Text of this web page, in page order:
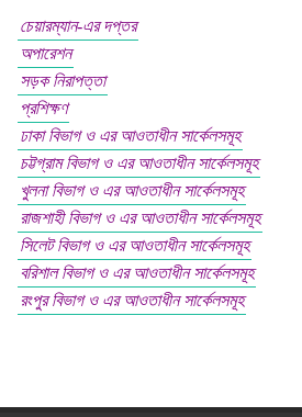
চেয়ারম্যান-এর দপ্তর
অপারেশন
সড়ক নিরাপত্তা
প্রশিক্ষণ
ঢাকা বিভাগ ও এর আওতাধীন সার্কেলসমূহ
চট্টগ্রাম বিভাগ ও এর আওতাধীন সার্কেলসমূহ
খুলনা বিভাগ ও এর আওতাধীন সার্কেলসমূহ
রাজশাহী বিভাগ ও এর আওতাধীন সার্কেলসমূহ
সিলেট বিভাগ ও এর আওতাধীন সার্কেলসমূহ
বরিশাল বিভাগ ও এর আওতাধীন সার্কেলসমূহ
রংপুর বিভাগ ও এর আওতাধীন সার্কেলসমূহ